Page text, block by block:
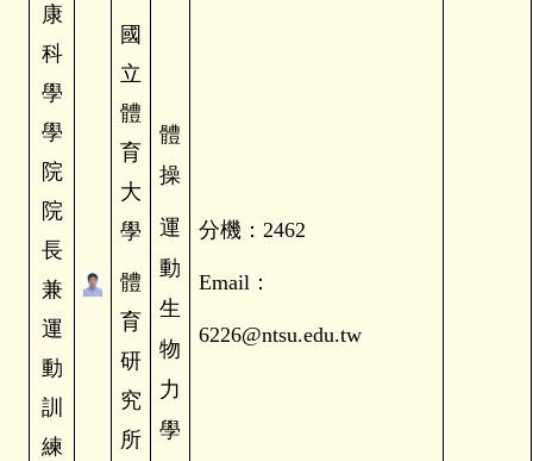
康
科
學
學
院
院
長
兼
運
動
訓
練
國
立
體
育
大
學
體
育
研
究
所
體
操
運
動
生
物
力
學
分機：2462
Email ：
6226@ntsu.edu.tw